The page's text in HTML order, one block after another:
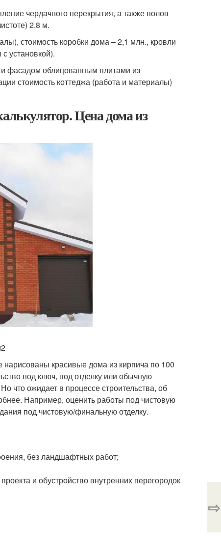
чердачного перекрытия, а также полов
2,8 м.
стоимость коробки дома – 2,1 млн., кровли
установкой).
и фасадом облицованным плитами из
стоимость коттеджа (работа и материалы)
Цена дома из
нарисованы красивые дома из кирпича по 100
под ключ, под отделку или обычную
что ожидает в процессе строительства, об
Например, оценить работы под чистовую
под чистовую/финальную отделку.
без ландшафтных работ;
и обустройство внутренних перегородок
⇨